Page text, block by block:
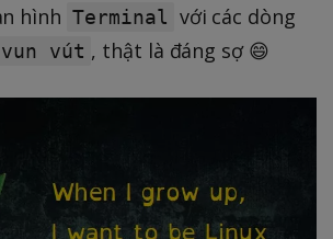
hình Terminal với các dòng
vun vút , thật là đáng sợ 😄